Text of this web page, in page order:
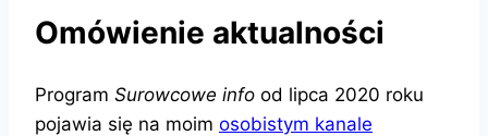
Omówienie aktualności
Program Surowcowe info od lipca 2020 roku
pojawia się na moim osobistym kanale